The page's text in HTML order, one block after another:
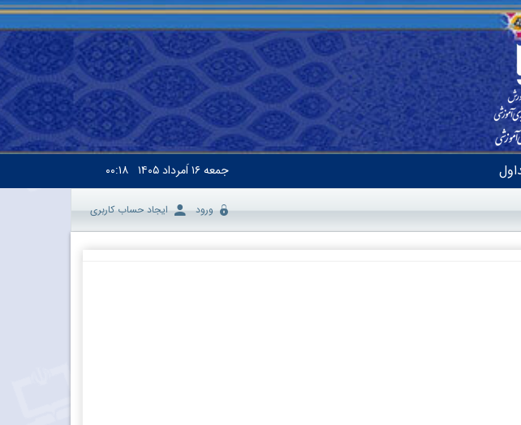
جمعه۱۶ اَمرداد ۱۴۰۵ ۰۰:۱۸
ورود ایجاد حساب کاربری